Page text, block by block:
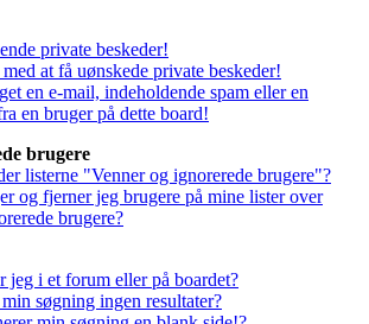
private beskeder!
at få uønskede private beskeder!
en e-mail, indeholdende spam eller en
en bruger på dette board!
brugere
listerne "Venner og ignorerede brugere"?
og fjerner jeg brugere på mine lister over
brugere?
jeg i et forum eller på boardet?
søgning ingen resultater?